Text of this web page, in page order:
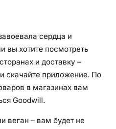
сердца и
вы хотите посмотреть
и доставку –
скачайте приложение. По
в магазинах вам
Goodwill.
веган – вам будет не